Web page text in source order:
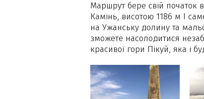
Маршрут бере свій початок
Камінь, висотою 1186 м І
на Ужанську долину та
зможете насолодитися
красивої гори Пікуй, яка і